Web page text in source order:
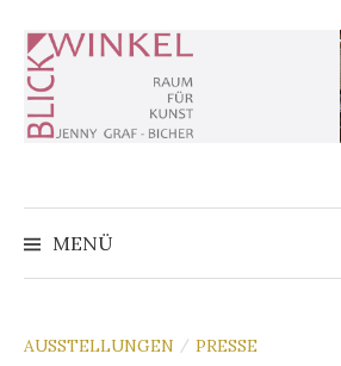
Inhalt
überspringen
MENÜ
AUSSTELLUNGEN / PRESSE